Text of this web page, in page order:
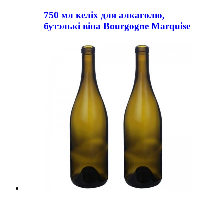
750 мл келіх для алкаголю,
бутэлькі віна Bourgogne Marquise